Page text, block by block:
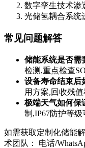
数字孪生技术渗
光储氢耦合系统
常见问题解答
储能系统是否需
检测,重点检查
设备寿命结束后
用方案,回收残
极端天气如何保
制,IP67防护等
如需获取定制化储能
术团队： 电话/